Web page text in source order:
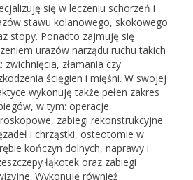
się w leczeniu schorzeń i
stawu kolanowego, skokowego
stopy. Ponadto zajmuję się
urazów narządu ruchu takich
zwichnięcia, złamania czy
ścięgien i mięśni. W swojej
wykonuję także pełen zakres
w tym: operacje
zabiegi rekonstrukcyjne
i chrząstki, osteotomie w
kończyn dolnych, naprawy i
łąkotek oraz zabiegi
Wykonuję również